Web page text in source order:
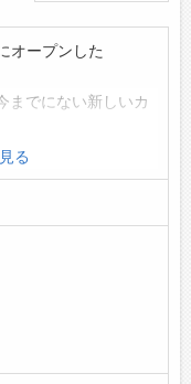
オープンした
までにない新しいカ
ントを大募集。
務
る